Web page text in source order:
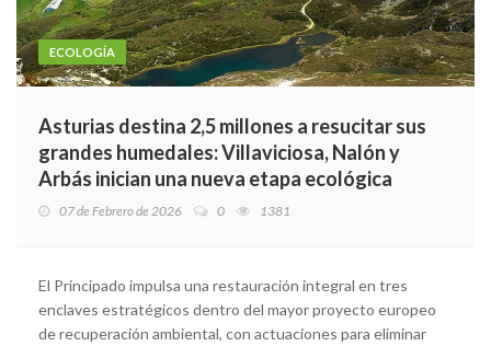
ECOLOGÍA
Asturias destina 2,5 millones a resucitar sus
grandes humedales: Villaviciosa, Nalón y
Arbás inician una nueva etapa ecológica
07 de Febrero de 2026 0 1381
El Principado impulsa una restauración integral en tres
enclaves estratégicos dentro del mayor proyecto europeo
de recuperación ambiental, con actuaciones para eliminar